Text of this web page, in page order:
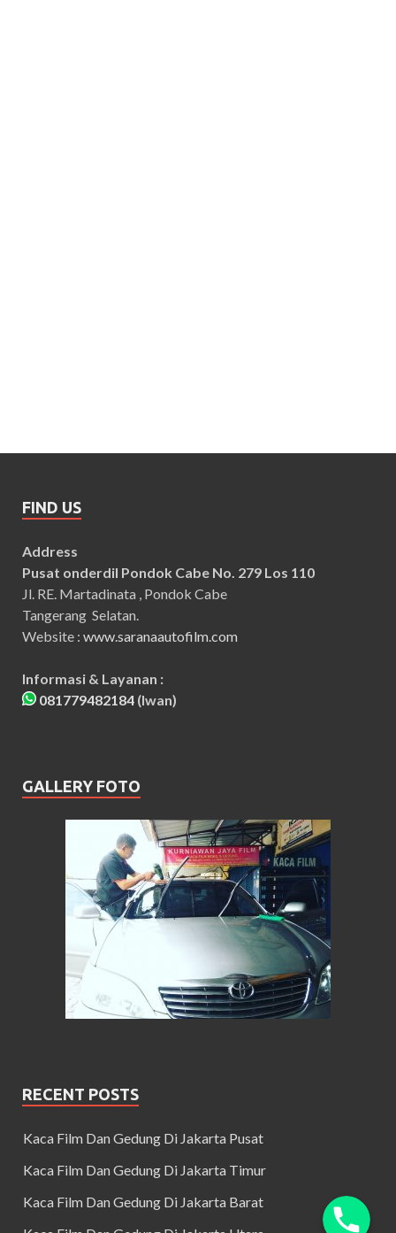
FIND US
Address
Pusat onderdil Pondok Cabe No. 279 Los 110
Jl. RE. Martadinata , Pondok Cabe
Tangerang Selatan.
Website : www.saranaautofilm.com
Informasi & Layanan :
081779482184 (Iwan)
GALLERY FOTO
RECENT POSTS
Kaca Film Dan Gedung Di Jakarta Pusat
Kaca Film Dan Gedung Di Jakarta Timur
Kaca Film Dan Gedung Di Jakarta Barat